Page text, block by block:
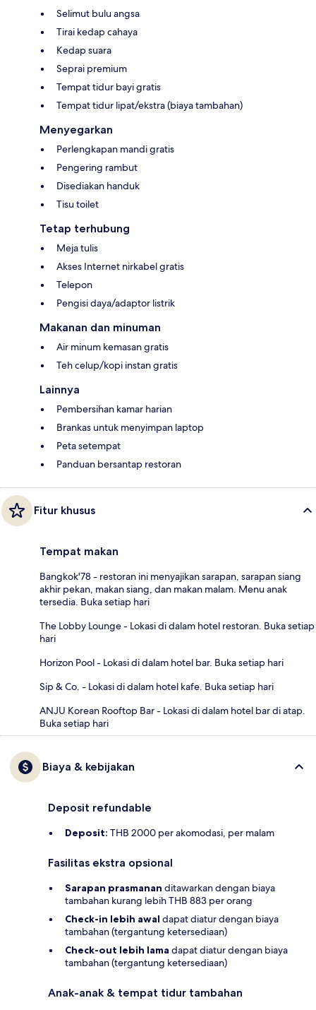
Selimut bulu angsa
Tirai kedap cahaya
Kedap suara
Seprai premium
Tempat tidur bayi gratis
Tempat tidur lipat/ekstra (biaya tambahan)
Menyegarkan
Perlengkapan mandi gratis
Pengering rambut
Disediakan handuk
Tisu toilet
Tetap terhubung
Meja tulis
Akses Internet nirkabel gratis
Telepon
Pengisi daya/adaptor listrik
Makanan dan minuman
Air minum kemasan gratis
Teh celup/kopi instan gratis
Lainnya
Pembersihan kamar harian
Brankas untuk menyimpan laptop
Peta setempat
Panduan bersantap restoran
Fitur khusus
Tempat makan
Bangkok'78 - restoran ini menyajikan sarapan, sarapan siang
akhir pekan, makan siang, dan makan malam. Menu anak
tersedia. Buka setiap hari
The Lobby Lounge - Lokasi di dalam hotel restoran. Buka setiap
hari
Horizon Pool - Lokasi di dalam hotel bar. Buka setiap hari
Sip & Co. - Lokasi di dalam hotel kafe. Buka setiap hari
ANJU Korean Rooftop Bar - Lokasi di dalam hotel bar di atap.
Buka setiap hari
Biaya & kebijakan
Deposit refundable
Deposit: THB 2000 per akomodasi, per malam
Fasilitas ekstra opsional
Sarapan prasmanan ditawarkan dengan biaya
tambahan kurang lebih THB 883 per orang
Check-in lebih awal dapat diatur dengan biaya
tambahan (tergantung ketersediaan)
Check-out lebih lama dapat diatur dengan biaya
tambahan (tergantung ketersediaan)
Anak-anak & tempat tidur tambahan